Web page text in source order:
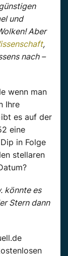
und
Aber
,
nach –
wenn man
Ihre
es auf der
eine
in Folge
stellaren
könnte es
Stern dann